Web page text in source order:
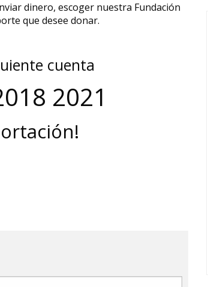
dinero, escoger nuestra Fundación
que desee donar.
cuenta
2021